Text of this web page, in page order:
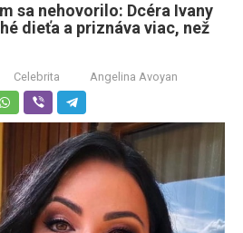
sa nehovorilo: Dcéra Ivany
dieťa a priznáva viac, než
Celebrita Angelina Avoyan